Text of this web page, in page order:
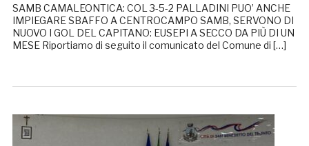
SAMB CAMALEONTICA: COL 3-5-2 PALLADINI PUO’ ANCHE
IMPIEGARE SBAFFO A CENTROCAMPO SAMB, SERVONO DI
NUOVO I GOL DEL CAPITANO: EUSEPI A SECCO DA PIÙ DI UN
MESE Riportiamo di seguito il comunicato del Comune di […]